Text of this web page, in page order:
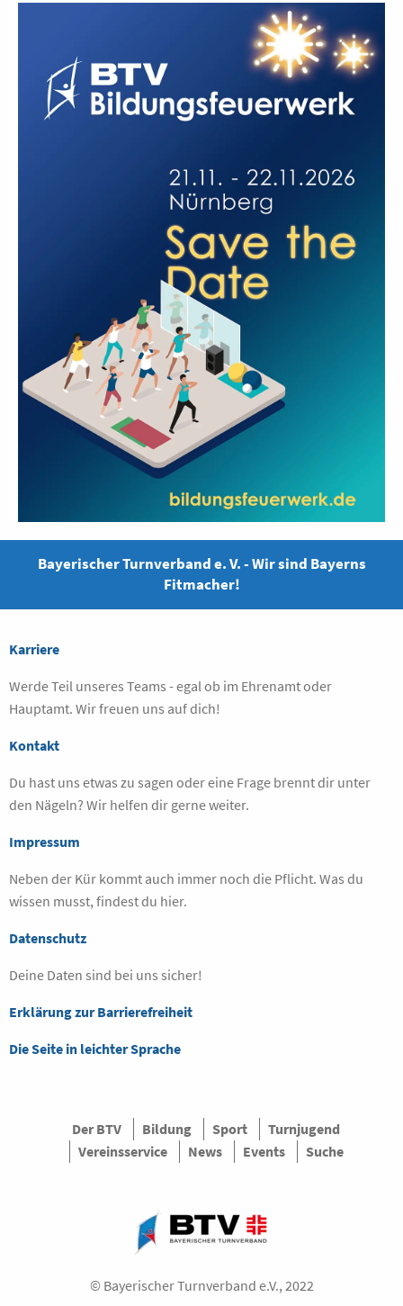
Bayerischer Turnverband e. V. - Wir sind Bayerns
Fitmacher!
Karriere
Werde Teil unseres Teams - egal ob im Ehrenamt oder
Hauptamt. Wir freuen uns auf dich!
Kontakt
Du hast uns etwas zu sagen oder eine Frage brennt dir unter
den Nägeln? Wir helfen dir gerne weiter.
Impressum
Neben der Kür kommt auch immer noch die Pflicht. Was du
wissen musst, findest du hier.
Datenschutz
Deine Daten sind bei uns sicher!
Erklärung zur Barrierefreiheit
Die Seite in leichter Sprache
Der BTV Bildung Sport
Turnjugend
Vereinsservice
News Events Suche
© Bayerischer Turnverband e.V., 2022